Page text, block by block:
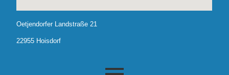
Oetjendorfer Landstraße 21
22955 Hoisdorf